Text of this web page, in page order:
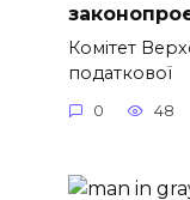
Комітет
податкової
0 48